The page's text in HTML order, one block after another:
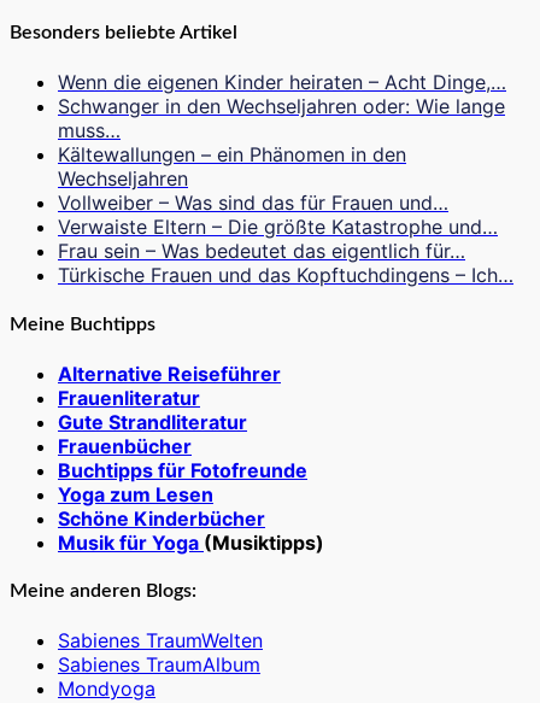
Besonders beliebte Artikel
Wenn die eigenen Kinder heiraten – Acht Dinge,…
Schwanger in den Wechseljahren oder: Wie lange
muss…
Kältewallungen – ein Phänomen in den
Wechseljahren
Vollweiber – Was sind das für Frauen und…
Verwaiste Eltern – Die größte Katastrophe und…
Frau sein – Was bedeutet das eigentlich für…
Türkische Frauen und das Kopftuchdingens – Ich…
Meine Buchtipps
Alternative Reiseführer
Frauenliteratur
Gute Strandliteratur
Frauenbücher
Buchtipps für Fotofreunde
Yoga zum Lesen
Schöne Kinderbücher
Musik für Yoga (Musiktipps)
Meine anderen Blogs:
Sabienes TraumWelten
Sabienes TraumAlbum
Mondyoga